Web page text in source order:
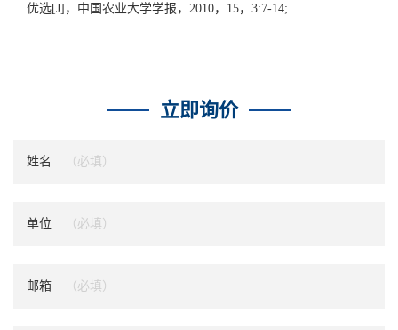
优选[J]，中国农业大学学报，2010，15，3:7-14;
立即询价
姓名
单位
邮箱